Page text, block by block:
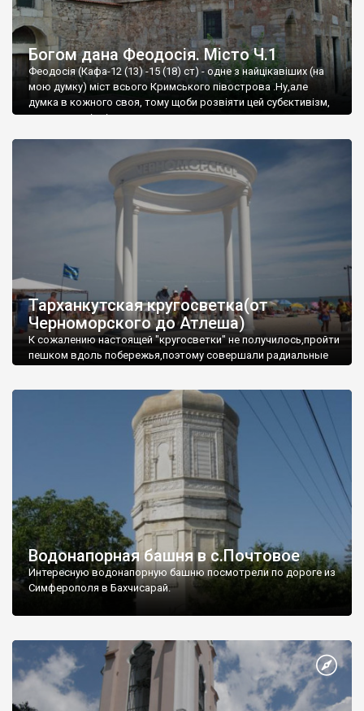
Богом дана Феодосія. Місто Ч.1
Феодосія (Кафа-12 (13) -15 (18) ст) - одне з найцікавіших (на
мою думку) міст всього Кримського півострова .Ну,але
думка в кожного своя, тому щоби розвіяти цей субєктивізм,
запрошую відвідати це
Тарханкутская кругосветка(от
Черноморского до Атлеша)
К сожалению настоящей "кругосветки" не получилось,пройти
пешком вдоль побережья,поэтому совершали радиальные
Водонапорная башня в с.Почтовое
Интересную водонапорную башню посмотрели по дороге из
Симферополя в Бахчисарай.